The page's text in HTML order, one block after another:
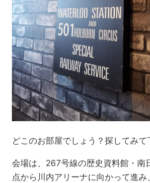
どこのお部屋でしょう？探してみ
会場は、267号線の歴史資料館・南
点から川内アリーナに向かって進